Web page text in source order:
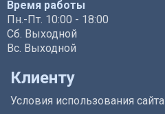
Время работы
Пн.-Пт. 10:00 - 18:00
Сб. Выходной
Вс. Выходной
Клиенту
Условия использования сайта